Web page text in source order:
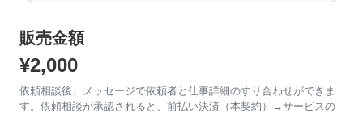
販売金額
¥2,000
依頼相談後、メッセージで依頼者と仕事詳細のすり合わせができま
す。依頼相談が承認されると、前払い決済（本契約）→サービスの